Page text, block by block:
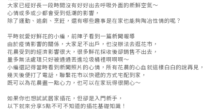
大家已經好長一段時間沒有好好出去呼吸外面的新鮮空氣～
心情或多或少都會受到低潮的影響，
除了運動、追劇、烹飪，還有哪些趣事是在家也能夠陶冶性情的呢？
平時就愛好鮮花的小編，前陣子看到一篇新聞報導
由於疫情影響的關係，大家足不出戶，也沒辦法去逛花市，
花農受到的經濟影響很大，很多鮮花採收後卻銷售不出去，
量多無法處理只好被通通丟進垃圾桶裡啊啊啊～
小編還記得當時看到新聞照片的心情，所有花農的心血就這樣白白的說再見，
幾天後便打了電話，聯繫花市以快遞的方式宅配到家，
既可以為花農盡一點心力，也可以在家玩得很開心～
如果你也想試試居家插花，但卻是入門新手，
以下就來分享5點不可不知道的插花基礎知識！